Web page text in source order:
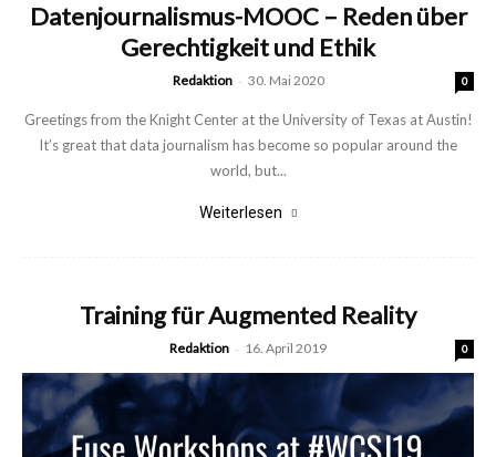
Datenjournalismus-MOOC – Reden über
Gerechtigkeit und Ethik
Redaktion - 30. Mai 2020 0
Greetings from the Knight Center at the University of Texas at Austin!
It’s great that data journalism has become so popular around the
world, but...
Weiterlesen
Training für Augmented Reality
Redaktion - 16. April 2019 0